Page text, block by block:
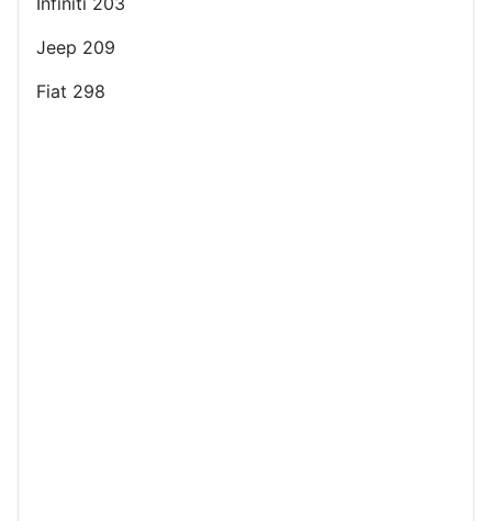
Jeep 209
Fiat 298